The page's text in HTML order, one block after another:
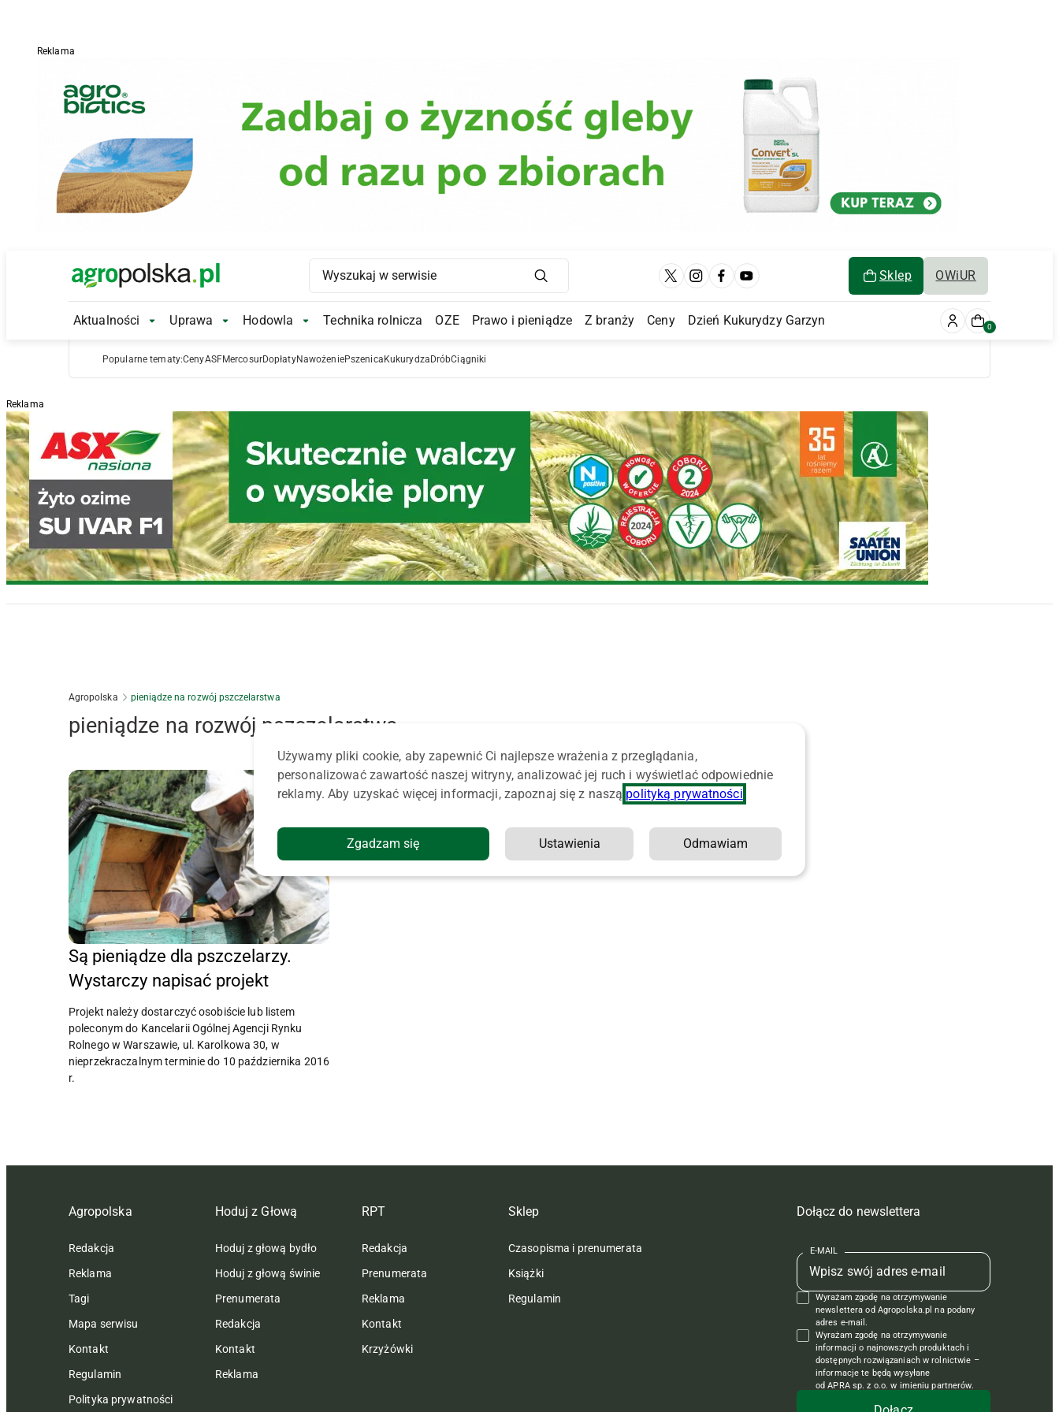
Reklama
Main Logo Sklep OWiUR
Main Navigation
Aktualności Aktualności Submenu
Uprawa Uprawa Submenu
Hodowla Hodowla Submenu
Technika rolnicza OZE Prawo i pieniądze Z branży Ceny Dzień Kukurydzy Garzyn 0
Popularne tematy:CenyASFMercosurDopłatyNawożeniePszenica Kukurydza DróbCiągniki
Reklama
Agropolska pieniądze na rozwój pszczelarstwa
pieniądze na rozwój pszczelarstwa
Są pieniądze dla pszczelarzy.
Wystarczy napisać projekt
Projekt należy dostarczyć osobiście lub listem
poleconym do Kancelarii Ogólnej Agencji Rynku
Rolnego w Warszawie, ul. Karolkowa 30, w
nieprzekraczalnym terminie do 10 października 2016
r.
Agropolska
Redakcja
Reklama
Tagi
Mapa serwisu
Kontakt
Regulamin
Polityka prywatności
Hoduj z Głową
Hoduj z głową bydło
Hoduj z głową świnie
Prenumerata
Redakcja
Kontakt
Reklama
RPT
Redakcja
Prenumerata
Reklama
Kontakt
Krzyżówki
Sklep
Czasopisma i prenumerata
Książki
Regulamin
Dołącz do newslettera
E-MAIL
Wyrażam zgodę na otrzymywanie
newslettera od Agropolska.pl na podany
adres e-mail.
Wyrażam zgodę na otrzymywanie
informacji o najnowszych produktach i
dostępnych rozwiązaniach w rolnictwie –
informacje te będą wysyłane
od APRA sp. z o.o. w imieniu partnerów.
Używamy pliki cookie, aby zapewnić Ci najlepsze wrażenia z przeglądania,
personalizować zawartość naszej witryny, analizować jej ruch i wyświetlać odpowiednie
reklamy. Aby uzyskać więcej informacji, zapoznaj się z naszą polityką prywatności
Zgadzam się Ustawienia Odmawiam